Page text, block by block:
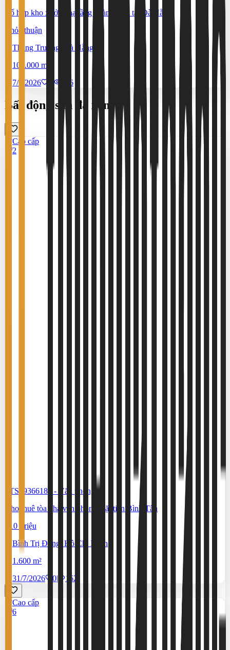
Tổ hợp kho xưởng hạ tầng hoàn chỉnh tại Đà Nẵng
Thỏa thuận
Thăng Trường, Đà Nẵng
100.000 m²
7/7/2026
566
Bất động sản đã xem
Cao cấp
2
#TS19366183 -
Văn phòng
Cho thuê tòa nhà văn phòng mặt tiền Bình Tân
210 Triệu
Bình Trị Đông, Hồ Chí Minh
1.600 m²
31/7/2026
0| 162
Cao cấp
6